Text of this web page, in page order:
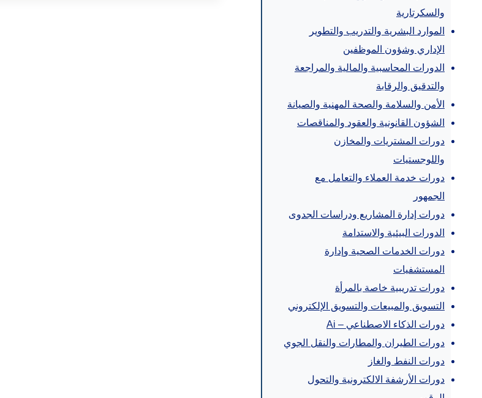
والسكرتارية
الموارد البشرية والتدريب والتطوير
الإداري وشؤون الموظفين
الدورات المحاسبية والمالية والمراجعة
والتدقيق والرقابة
الأمن والسلامة والصحة المهنية والصيانة
الشؤون القانونية والعقود والمناقصات
دورات المشتريات والمخازن
واللوجستيات
دورات خدمة العملاء والتعامل مع
الجمهور
دورات إدارة المشاريع ودراسات الجدوى
الدورات البيئية والاستدامة
دورات الخدمات الصحية وإدارة
المستشفيات
دورات تدريبية خاصة بالمرأة
التسويق والمبيعات والتسويق الإلكتروني
دورات الذكاء الاصطناعي – Ai
دورات الطيران والمطارات والنقل الجوي
دورات النفط والغاز
دورات الأرشفة الالكترونية والتحول